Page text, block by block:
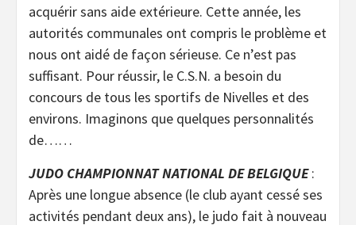
acquérir sans aide extérieure. Cette année, les
autorités communales ont compris le problème et
nous ont aidé de façon sérieuse. Ce n’est pas
suffisant. Pour réussir, le C.S.N. a besoin du
concours de tous les sportifs de Nivelles et des
environs. Imaginons que quelques personnalités
de……
JUDO CHAMPIONNAT NATIONAL DE BELGIQUE:
Après une longue absence (le club ayant cessé ses
activités pendant deux ans), le judo fait à nouveau